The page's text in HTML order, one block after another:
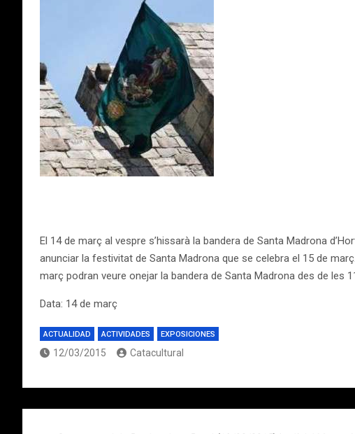
El 14 de març al vespre s’hissarà la bandera de Santa Madrona
anunciar la festivitat de Santa Madrona que se celebra el 15 de
març podran veure onejar la bandera de Santa Madrona des de les
Data: 14 de març
ACTUALIDAD ACTIVIDADES EXPOSICIONES
12/03/2015 Catacultural